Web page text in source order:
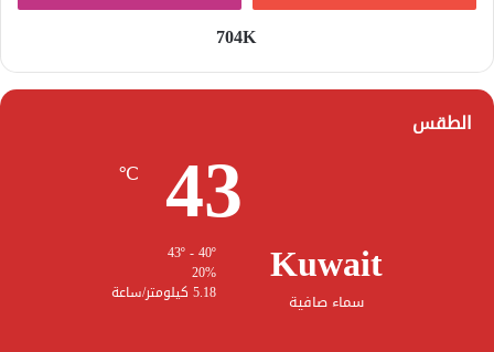
704K
الطقس
Kuwait
سماء صافية
43
℃
20%
5.18 كيلومتر/ساعة